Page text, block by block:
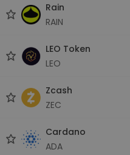
Rain
RAIN
LEO Token
LEO
Zcash
ZEC
Cardano
ADA